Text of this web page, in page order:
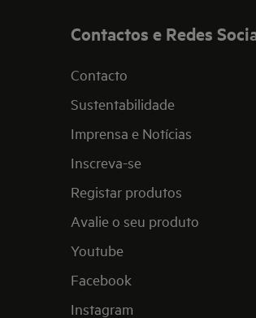
Contactos e Redes
Contacto
Sustentabilidade
Imprensa e Notícias
Inscreva-se
Registar produtos
Avalie o seu produto
Youtube
Facebook
Instagram